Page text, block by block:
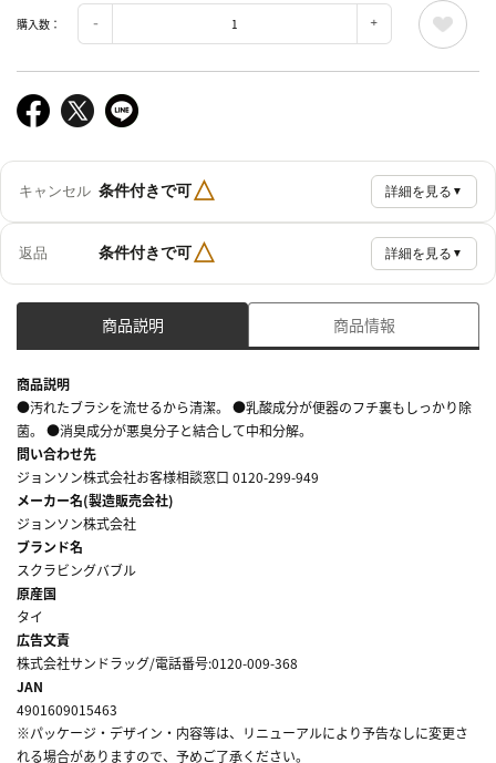
購入数：
キャンセル 条件付きで可△ 詳細を見る ▼
返品 条件付きで可△ 詳細を見る ▼
商品説明 商品情報
商品説明
●汚れたブラシを流せるから清潔。 ●乳酸成分が便器のフチ裏もしっかり除
菌。 ●消臭成分が悪臭分子と結合して中和分解。
問い合わせ先
ジョンソン株式会社お客様相談窓口 0120-299-949
メーカー名(製造販売会社)
ジョンソン株式会社
ブランド名
スクラビングバブル
原産国
タイ
広告文責
株式会社サンドラッグ/電話番号:0120-009-368
JAN
4901609015463
※パッケージ・デザイン・内容等は、リニューアルにより予告なしに変更さ
れる場合がありますので、予めご了承ください。